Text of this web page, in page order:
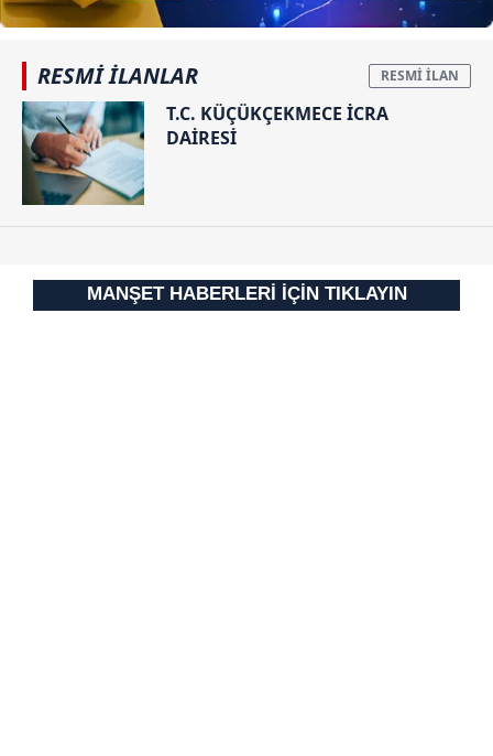
kılınması ve kişiselleştirilmesi ve sizlere yönelik
sınırlı olarak açık rızanız dahilinde kullanılacaktır.
Çerezlere ilişkin tercihlerinizi aşağıda yer alan panel
vasıtasıyla belirleyebilirsiniz. Çerezlere ilişkin detaylı bilgi
için Ayarlar butonuna tıklayabilir,
Metnimizi
ziyaret edebilirsiniz.
hazırlanmış Aydınlatma Metnimizi okumak ve sitemizde
ilgili mevzuata uygun olarak kullanılan çerezlerle ilgili bilgi
RESMİ İLANLAR
T.C. KÜÇÜKÇEKMECE İCRA
DAİRESİ
MANŞET HABERLERİ İÇİN TIKLAYIN